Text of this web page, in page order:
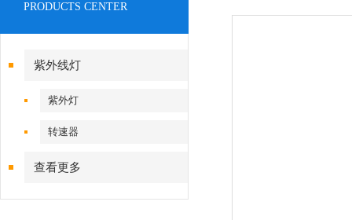
PRODUCTS CENTER
紫外线灯
紫外灯
转速器
查看更多